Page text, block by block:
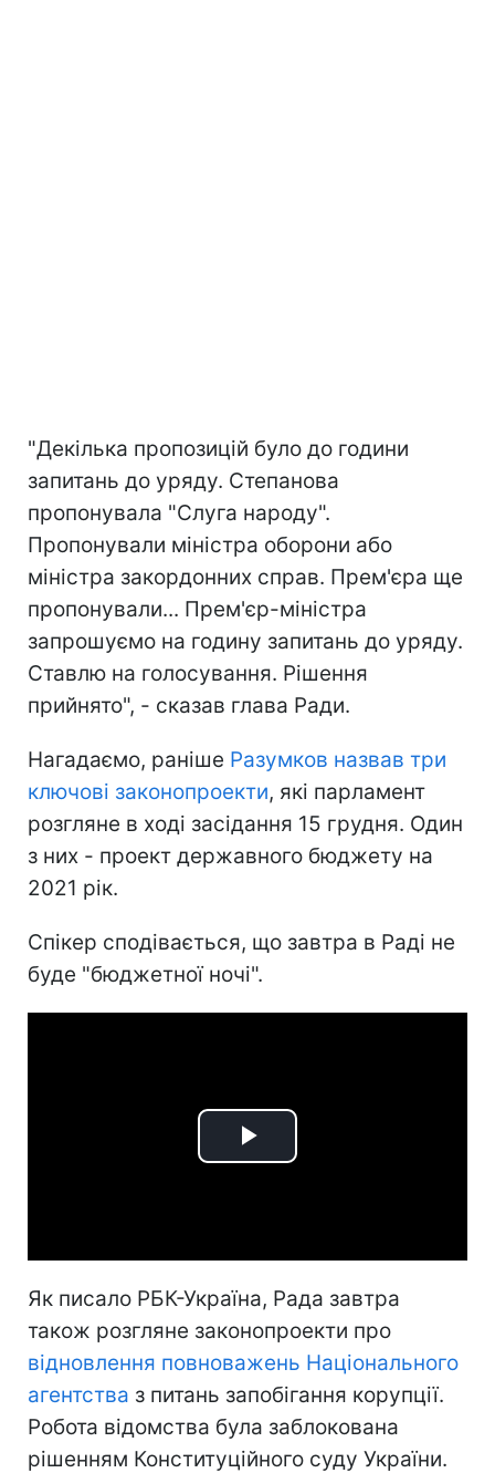
"Декілька пропозицій було до години
запитань до уряду. Степанова
пропонувала "Слуга народу".
Пропонували міністра оборони або
міністра закордонних справ. Прем'єра ще
пропонували... Прем'єр-міністра
запрошуємо на годину запитань до уряду.
Ставлю на голосування. Рішення
прийнято", - сказав глава Ради.
Нагадаємо, раніше Разумков назвав три
ключові законопроекти, які парламент
розгляне в ході засідання 15 грудня. Один
з них - проект державного бюджету на
2021 рік.
Спікер сподівається, що завтра в Раді не
буде "бюджетної ночі".
Play
Як писало РБК-Україна, Рада завтра
також розгляне законопроекти про
відновлення повноважень Національного
агентства з питань запобігання корупції.
Робота відомства була заблокована
рішенням Конституційного суду України.